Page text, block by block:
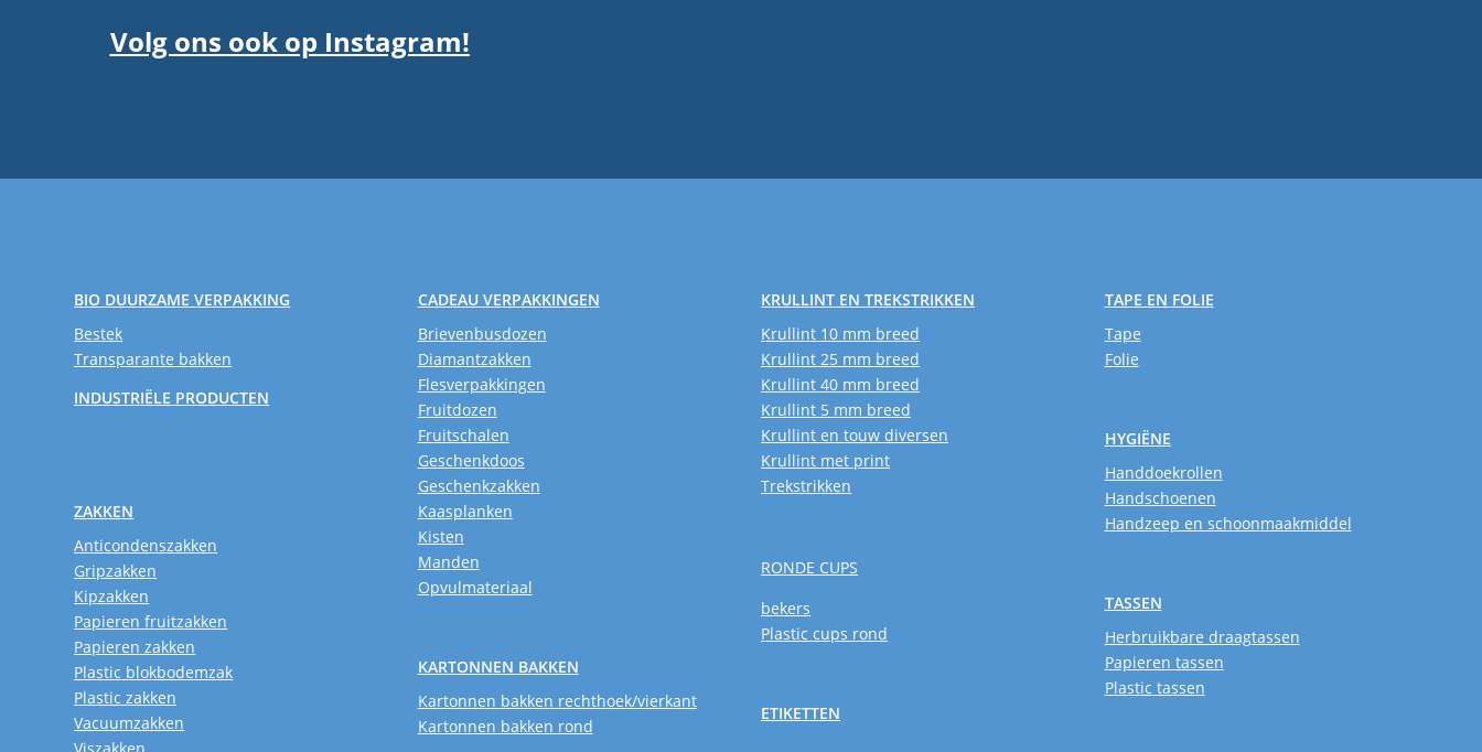
Volg ons ook op Instagram!
BIO DUURZAME VERPAKKING
Bestek
Transparante bakken
INDUSTRIËLE PRODUCTEN
ZAKKEN
Anticondenszakken
Gripzakken
Kipzakken
Papieren fruitzakken
Papieren zakken
Plastic blokbodemzak
Plastic zakken
Vacuumzakken
CADEAU VERPAKKINGEN
Brievenbusdozen
Diamantzakken
Flesverpakkingen
Fruitdozen
Fruitschalen
Geschenkdoos
Geschenkzakken
Kaasplanken
Kisten
Manden
Opvulmateriaal
KARTONNEN BAKKEN
Kartonnen bakken rechthoek/vierkant
Kartonnen bakken rond
KRULLINT EN TREKSTRIKKEN
Krullint 10 mm breed
Krullint 25 mm breed
Krullint 40 mm breed
Krullint 5 mm breed
Krullint en touw diversen
Krullint met print
Trekstrikken
RONDE CUPS
bekers
Plastic cups rond
ETIKETTEN
TAPE EN FOLIE
Tape
Folie
HYGIËNE
Handdoekrollen
Handschoenen
Handzeep en schoonmaakmiddel
TASSEN
Herbruikbare draagtassen
Papieren tassen
Plastic tassen